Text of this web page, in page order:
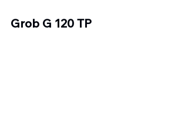
Grob G 120 TP